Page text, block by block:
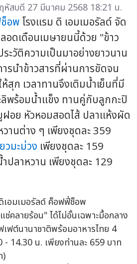
หัสบดี 27 มีนาคม 2568 18:21 น.
อพโรงแรม ดิ เอมเมอรัลด์ จัด
ดเดือนเมษายนนี้ด้วย "ข้าว
ะวัติความเป็นมาอย่างยาวนาน
รนำข้าวสารที่ผ่านการขัดจน
สุก เวลาทานจึงเติมน้ำเย็นที่มี
พร้อมน้ำแข็ง ทานคู่กับลูกกะปิ
อย หัวหอมสอดไส้ ปลาแห้งผัด
านต่าง ๆ เพียงชุดละ 359
วมะม่วง เพียงชุดละ 159
ปลาหวาน เพียงชุดละ 129
คลายร้อน" ได้ไม่อั้นเฉพาะมื้อกลาง
ฟต์นานาชาติพร้อมอาหารไทย 4
- 14.30 น. เพียงท่านละ 659 บาท
)